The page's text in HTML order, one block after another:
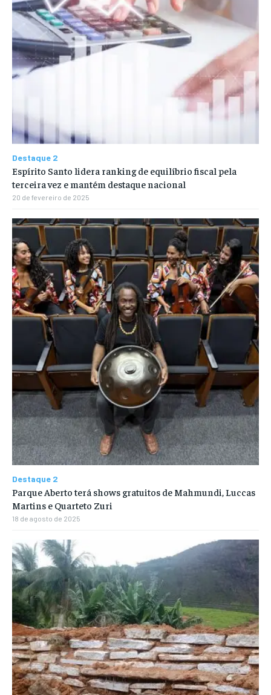
Destaque 2
Espírito Santo lidera ranking de equilíbrio fiscal pela
terceira vez e mantém destaque nacional
20 de fevereiro de 2025
Destaque 2
Parque Aberto terá shows gratuitos de Mahmundi, Luccas
Martins e Quarteto Zuri
18 de agosto de 2025